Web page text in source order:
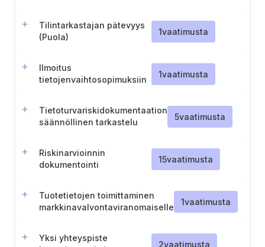
Tilintarkastajan pätevyys
(Puola)
1vaatimusta
Ilmoitus
tietojenvaihtosopimuksiin
1vaatimusta
Tietoturvariskidokumentaation
säännöllinen tarkastelu
5vaatimusta
Riskinarvioinnin
dokumentointi
15vaatimusta
Tuotetietojen toimittaminen
markkinavalvontaviranomaiselle
1vaatimusta
Yksi yhteyspiste
2vaatimusta